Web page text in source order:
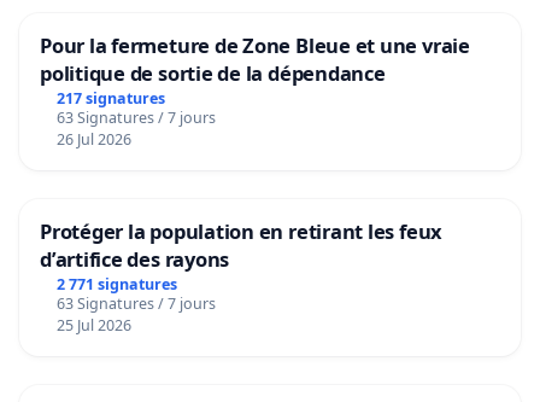
Pour la fermeture de Zone Bleue et une vraie
politique de sortie de la dépendance
217 signatures
63 Signatures / 7 jours
26 Jul 2026
Protéger la population en retirant les feux
d’artifice des rayons
2 771 signatures
63 Signatures / 7 jours
25 Jul 2026